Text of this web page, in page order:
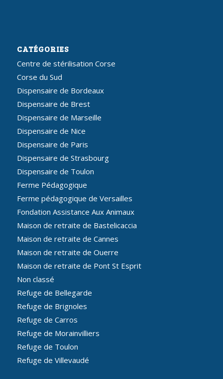
CATÉGORIES
Centre de stérilisation Corse
Corse du Sud
Dispensaire de Bordeaux
Dispensaire de Brest
Dispensaire de Marseille
Dispensaire de Nice
Dispensaire de Paris
Dispensaire de Strasbourg
Dispensaire de Toulon
Ferme Pédagogique
Ferme pédagogique de Versailles
Fondation Assistance Aux Animaux
Maison de retraite de Bastelicaccia
Maison de retraite de Cannes
Maison de retraite de Ouerre
Maison de retraite de Pont St Esprit
Non classé
Refuge de Bellegarde
Refuge de Brignoles
Refuge de Carros
Refuge de Morainvilliers
Refuge de Toulon
Refuge de Villevaudé